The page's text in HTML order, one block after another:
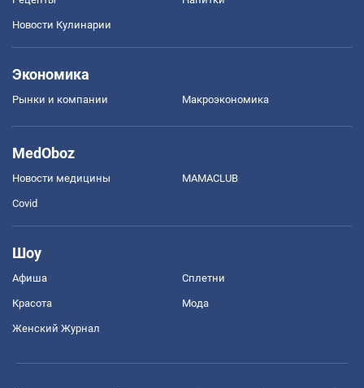
Новости Кулинарии
Экономика
Рынки и компании Mакроэкономика
MedOboz
Новости медицины MAMACLUB
Covid
Шоу
Афиша Сплетни
Красота Мода
Женский Журнал